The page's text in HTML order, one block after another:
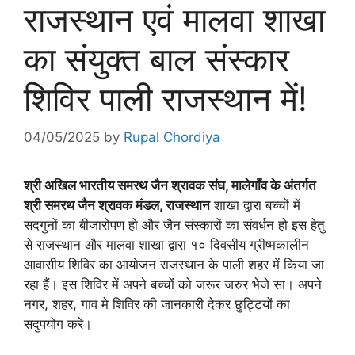
राजस्थान एवं मालवा शाखा
का संयुक्त बाल संस्कार
शिविर पाली राजस्थान में!
04/05/2025 by Rupal Chordiya
श्री अखिल भारतीय समरथ जैन श्रावक संघ, मालेगाँव के अंतर्गत
श्री समरथ जैन श्रावक मंडल, राजस्थानशाखा द्वारा बच्चों में
सदगुनों का बीजारोपण हो और जैन संस्कारों का संवर्धन हो इस हेतु
से राजस्थान और मालवा शाखा द्वारा १० दिवसीय ग्रीष्मकालीन
आवासीय शिविर का आयोजन राजस्थान के पाली शहर में किया जा
रहा हैं। इस शिविर में अपने बच्चों को जरूर जरुर भेजे सा। अपने
नगर, शहर, गाव मे शिविर की जानकारी देकर छुट्टियों का
सदुपयोग करे।